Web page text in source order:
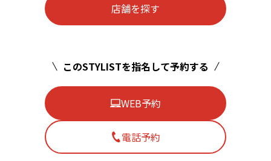
店舗を探す
このSTYLISTを指名して予約する
WEB予約
電話予約